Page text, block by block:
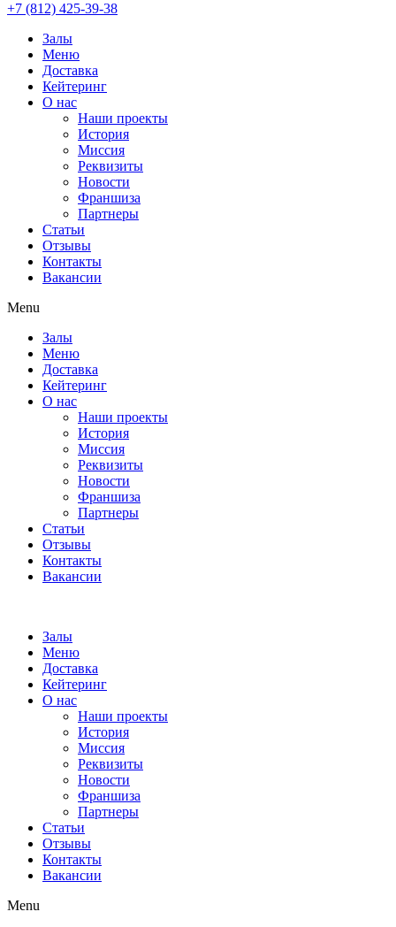
+7 (812) 425-39-38
Залы
Меню
Доставка
Кейтеринг
О нас
Наши проекты
История
Миссия
Реквизиты
Новости
Франшиза
Партнеры
Статьи
Отзывы
Контакты
Вакансии
Menu
Залы
Меню
Доставка
Кейтеринг
О нас
Наши проекты
История
Миссия
Реквизиты
Новости
Франшиза
Партнеры
Статьи
Отзывы
Контакты
Вакансии
Залы
Меню
Доставка
Кейтеринг
О нас
Наши проекты
История
Миссия
Реквизиты
Новости
Франшиза
Партнеры
Статьи
Отзывы
Контакты
Вакансии
Menu